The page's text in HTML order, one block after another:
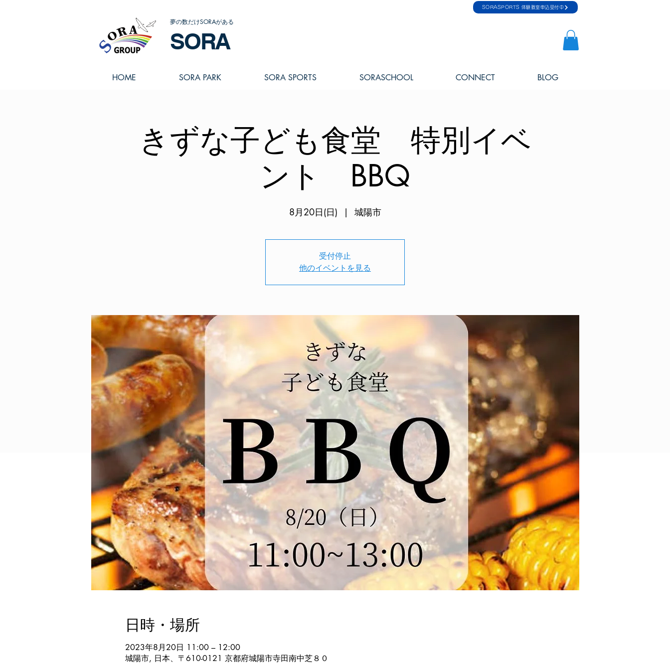
夢の数だけSORAがある
SORA
SORASPORTS 体験教室申込受付中
HOME SORA PARK SORA SPORTS SORASCHOOL CONNECT BLOG
きずな子ども食堂 特別イベ
ント BBQ
8月20日(日)
  |
城陽市
受付停止
他のイベントを見る
日時・場所
2023年8月20日 11:00 – 12:00
城陽市, 日本、〒610-0121 京都府城陽市寺田南中芝８０